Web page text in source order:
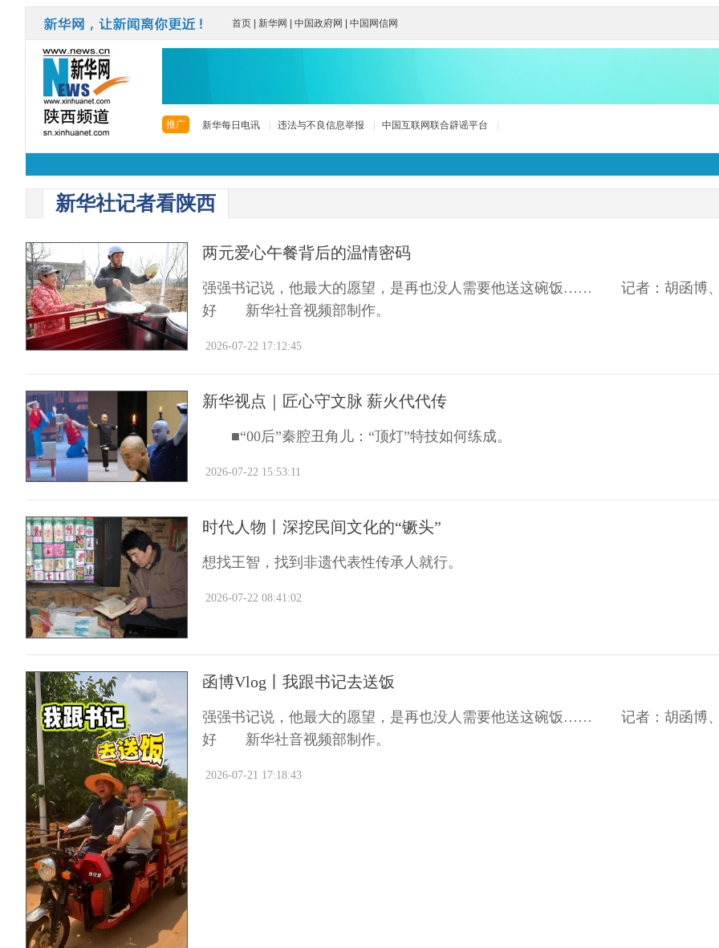
首页 新华网 中国政府网 中国网信网
推广 新华每日电讯 违法与不良信息举报 中国互联网联合辟谣平台
新华社记者看陕西
两元爱心午餐背后的温情密码
强强书记说，他最大的愿望，是再也没人需要他送这碗饭…… 记者：胡函博
好 新华社音视频部制作。
2026-07-22 17:12:45
新华视点｜匠心守文脉 薪火代代传
■“00后”秦腔丑角儿：“顶灯”特技如何练成。
2026-07-22 15:53:11
时代人物丨深挖民间文化的“镢头”
想找王智，找到非遗代表性传承人就行。
2026-07-22 08:41:02
函博Vlog丨我跟书记去送饭
强强书记说，他最大的愿望，是再也没人需要他送这碗饭…… 记者：胡函博
好 新华社音视频部制作。
2026-07-21 17:18:43